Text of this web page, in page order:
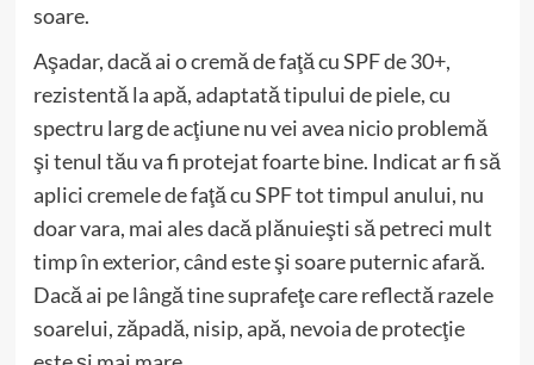
soare.
Aşadar, dacă ai o cremă de faţă cu SPF de 30+,
rezistentă la apă, adaptată tipului de piele, cu
spectru larg de acţiune nu vei avea nicio problemă
şi tenul tău va fi protejat foarte bine. Indicat ar fi să
aplici cremele de faţă cu SPF tot timpul anului, nu
doar vara, mai ales dacă plănuieşti să petreci mult
timp în exterior, când este şi soare puternic afară.
Dacă ai pe lângă tine suprafeţe care reflectă razele
soarelui, zăpadă, nisip, apă, nevoia de protecţie